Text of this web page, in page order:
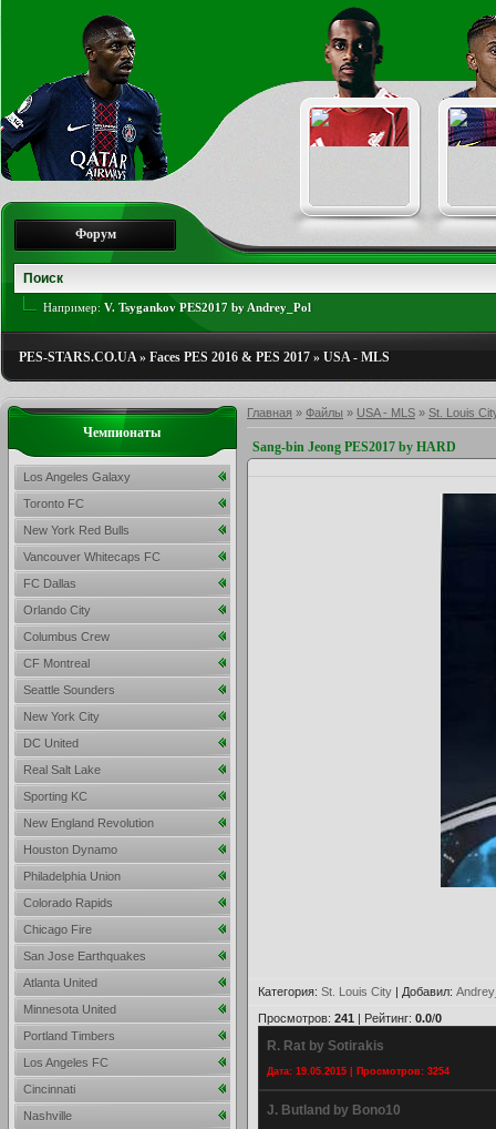
Форум
Например: V. Tsygankov PES2017 by Andrey_Pol
PES-STARS.CO.UA» Faces PES 2016 & PES 2017 » USA - MLS
Главная » Файлы » USA - MLS » St. Louis
Sang-bin Jeong PES2017 by HARD
Категория: St. Louis City | Добавил:
Просмотров: 241 | Рейтинг: 0.0/0
R. Rat by Sotirakis
Дата: 19.05.2015 | Просмотров: 3254
J. Butland by Bono10
Чемпионаты
Los Angeles Galaxy
Toronto FC
New York Red Bulls
Vancouver Whitecaps FC
FC Dallas
Orlando City
Columbus Crew
CF Montreal
Seattle Sounders
New York City
DC United
Real Salt Lake
Sporting KC
New England Revolution
Houston Dynamo
Philadelphia Union
Colorado Rapids
Chicago Fire
San Jose Earthquakes
Atlanta United
Minnesota United
Portland Timbers
Los Angeles FC
Cincinnati
Nashville